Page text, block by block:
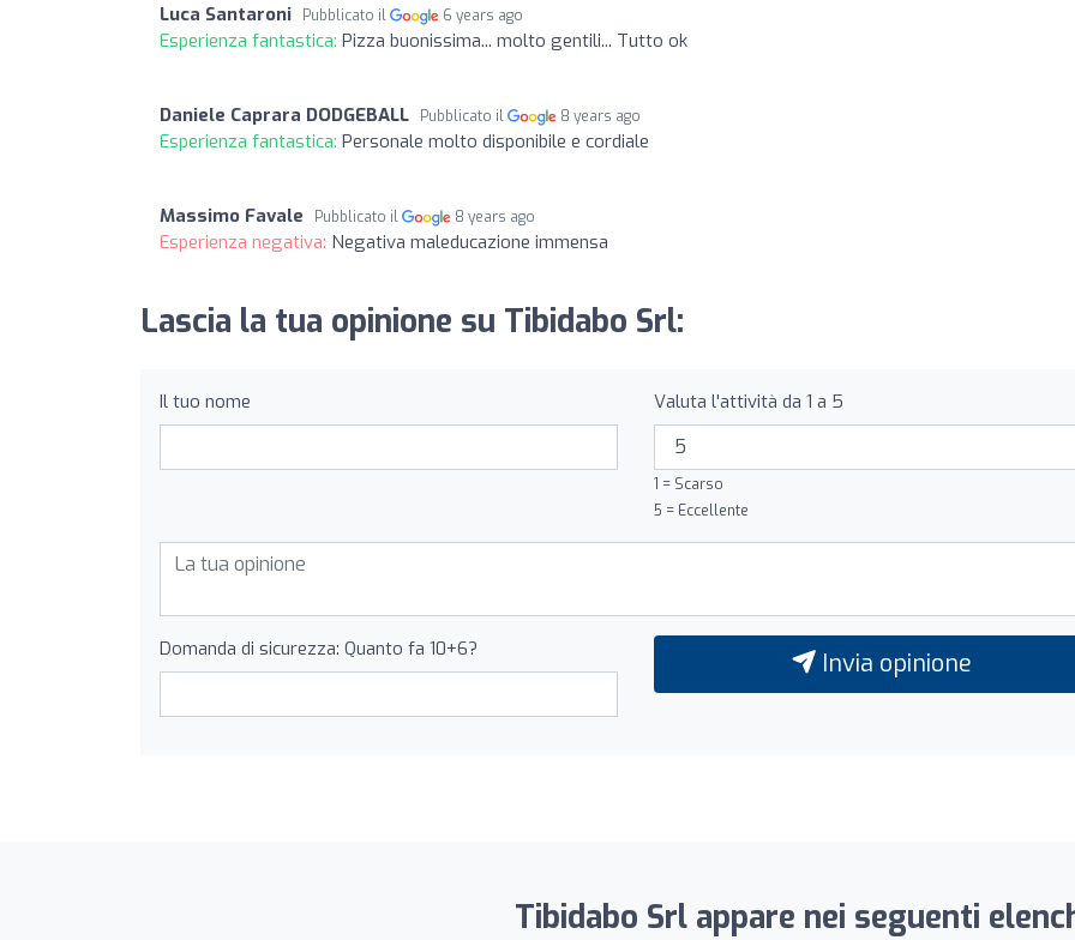
Luca Santaroni Pubblicato il 6 years ago
Esperienza fantastica: Pizza buonissima... molto gentili... Tutto ok
Daniele Caprara DODGEBALL Pubblicato il 8 years ago
Esperienza fantastica: Personale molto disponibile e cordiale
Massimo Favale Pubblicato il 8 years ago
Esperienza negativa: Negativa maleducazione immensa
Lascia la tua opinione su Tibidabo Srl:
Il tuo nome Valuta l'attività da 1 a 5
1 = Scarso
5 = Eccellente
Domanda di sicurezza: Quanto fa 10+6? Invia opinione
Tibidabo Srl appare nei seguenti